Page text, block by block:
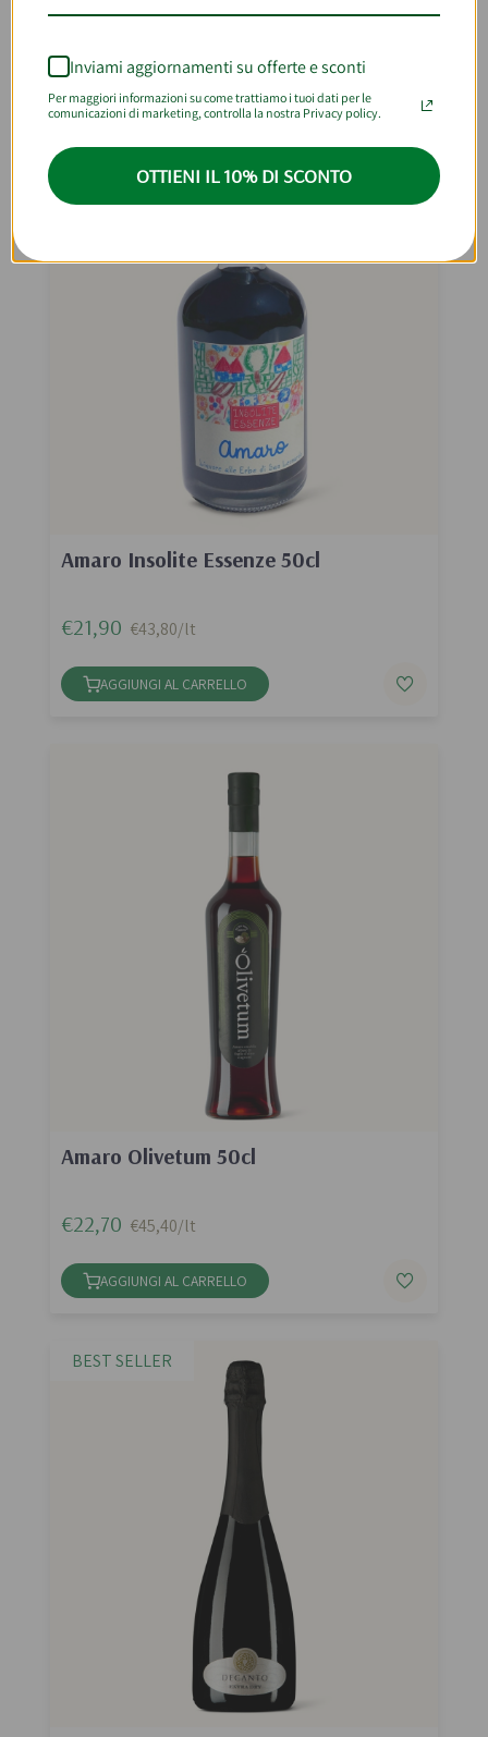
Amaro Insolite Essenze 50cl
€21,90 €43,80/lt
AGGIUNGI AL CARRELLO
Amaro Olivetum 50cl
€22,70 €45,40/lt
AGGIUNGI AL CARRELLO
BEST SELLER
Inviami aggiornamenti su offerte e sconti
Per maggiori informazioni su come trattiamo i tuoi dati per le
comunicazioni di marketing, controlla la nostra Privacy policy.
OTTIENI IL 10% DI SCONTO